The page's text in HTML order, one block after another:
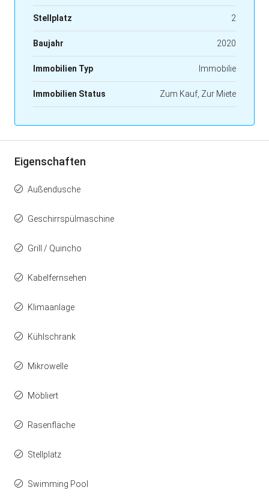
Stellplatz 2
Baujahr 2020
Immobilien Typ Immobilie
Immobilien Status Zum Kauf, Zur Miete
Eigenschaften
Außendusche
Geschirrspülmaschine
Grill / Quincho
Kabelfernsehen
Klimaanlage
Kühlschrank
Mikrowelle
Möbliert
Rasenfläche
Stellplatz
Swimming Pool